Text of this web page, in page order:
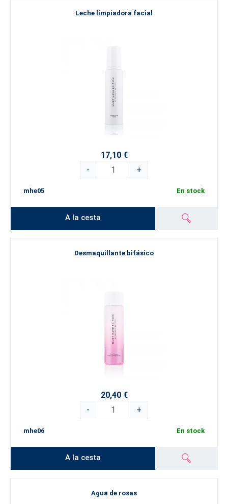
Leche limpiadora facial
17,10 €
-
+
mhe05 En stock
A la cesta
Desmaquillante bifásico
20,40 €
-
+
mhe06 En stock
A la cesta
Agua de rosas